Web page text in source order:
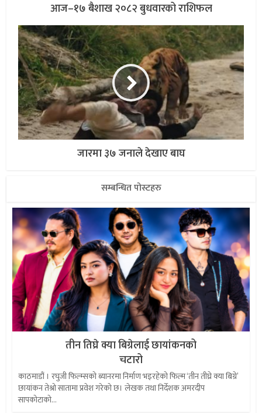
आज–१७ बैशाख २०८२ बुधवारको राशिफल
जारमा ३७ जनाले देखाए बाघ
सम्बन्धित पोस्टहरु
तीन तिघ्रे क्या बिग्रेलाई छायांकनको
चटारो
काठमाडौं । रघुजी फिल्म्सको ब्यानरमा निर्माण भइरहेको फिल्म ‘तीन तीघ्रे क्या बिग्रे’
छायांकन तेश्रो सातामा प्रवेश गरेको छ। लेखक तथा निर्देशक अमरदीप
सापकोटाको...